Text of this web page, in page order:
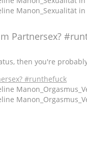
Partnersex?
then you're
#runthefuck